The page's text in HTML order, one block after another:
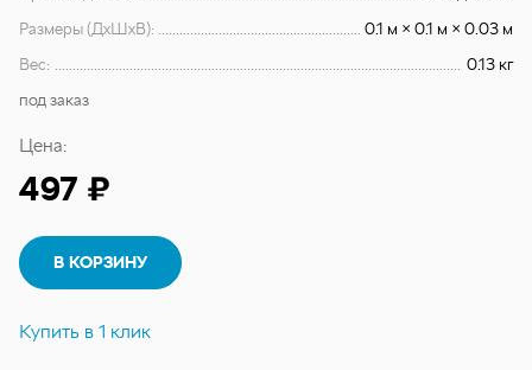
Размеры (ДхШхВ):
0.1 м × 0.1 м × 0.03 м
Вес:
0.13 кг
под заказ
Цена:
497 ₽
В КОРЗИНУ
Купить в 1 клик